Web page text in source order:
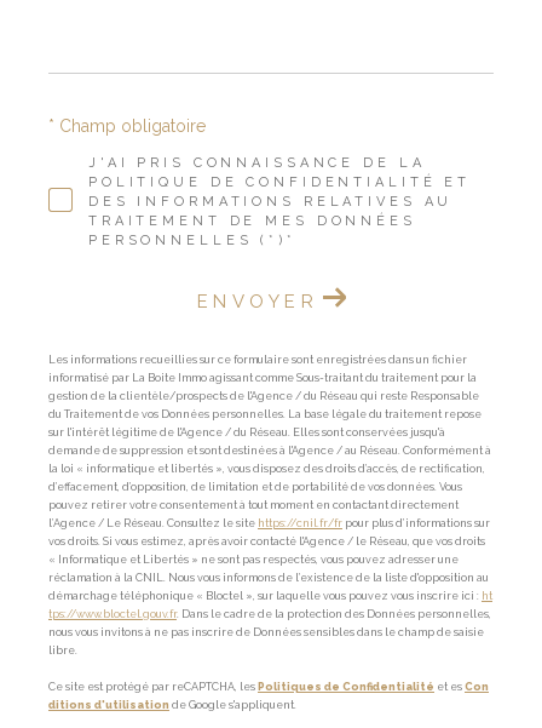
J'AI PRIS CONNAISSANCE DE LA
POLITIQUE DE CONFIDENTIALITÉ ET
DES INFORMATIONS RELATIVES AU
TRAITEMENT DE MES DONNÉES
PERSONNELLES (*)*
* Champ obligatoire
ENVOYER
Les informations recueillies sur ce formulaire sont enregistrées dans un fichier
informatisé par La Boite Immo agissant comme Sous-traitant du traitement pour la
gestion de la clientèle/prospects de l'Agence / du Réseau qui reste Responsable
du Traitement de vos Données personnelles. La base légale du traitement repose
sur l'intérêt légitime de l'Agence / du Réseau. Elles sont conservées jusqu'à
demande de suppression et sont destinées à l'Agence / au Réseau. Conformément à
la loi « informatique et libertés », vous disposez des droits d’accès, de rectification,
d’effacement, d’opposition, de limitation et de portabilité de vos données. Vous
pouvez retirer votre consentement à tout moment en contactant directement
l’Agence / Le Réseau. Consultez le site https://cnil.fr/fr pour plus d’informations sur
vos droits. Si vous estimez, après avoir contacté l'Agence / le Réseau, que vos droits
« Informatique et Libertés » ne sont pas respectés, vous pouvez adresser une
réclamation à la CNIL. Nous vous informons de l’existence de la liste d'opposition au
démarchage téléphonique « Bloctel », sur laquelle vous pouvez vous inscrire ici : ht
tps://www.bloctel.gouv.fr. Dans le cadre de la protection des Données personnelles,
nous vous invitons à ne pas inscrire de Données sensibles dans le champ de saisie
libre.
Ce site est protégé par reCAPTCHA, les Politiques de Confidentialité et es Con
ditions d'utilisation de Google s'appliquent.